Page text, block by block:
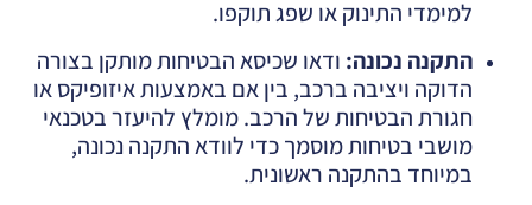
למימדי התינוק או שפג תוקפו.
התקנה נכונה: ודאו שכיסא הבטיחות מותקן בצורה
הדוקה ויציבה ברכב, בין אם באמצעות איזופיקס או
חגורת הבטיחות של הרכב. מומלץ להיעזר בטכנאי
מושבי בטיחות מוסמך כדי לוודא התקנה נכונה,
במיוחד בהתקנה ראשונית.